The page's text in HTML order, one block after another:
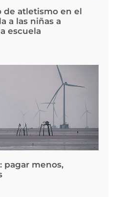
de atletismo en el
a las niñas a
escuela
pagar menos,